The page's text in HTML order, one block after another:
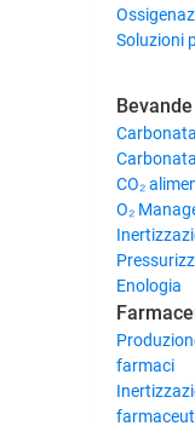
Soluzioni
Bevande
CO₂
O₂
Enologia
farmaci